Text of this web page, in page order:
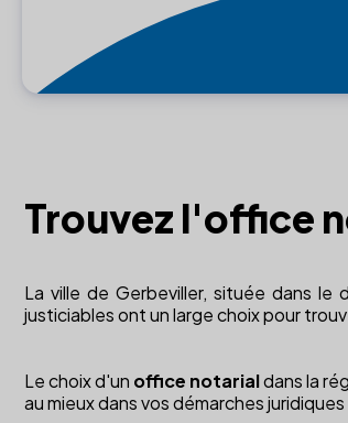
Trouvez l'office
La ville de Gerbeviller, située dans
justiciables ont un large choix pour
Le choix d'un office notarialdans la
au mieux dans vos démarches